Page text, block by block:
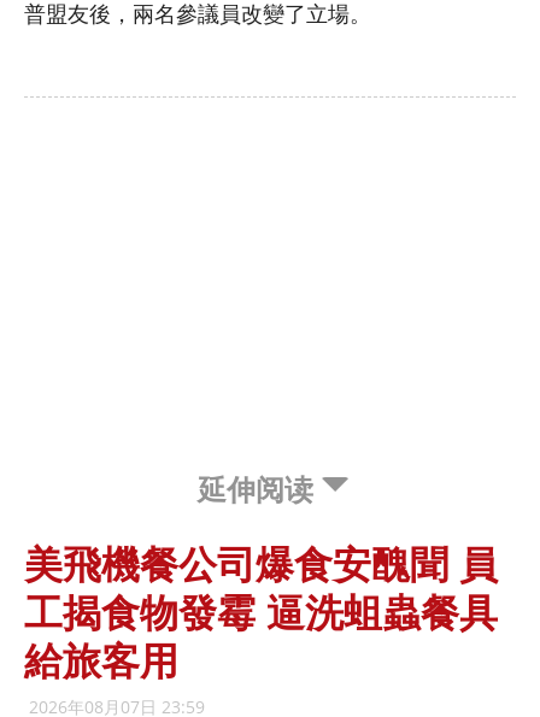
普盟友後，兩名參議員改變了立場。
延伸阅读
美飛機餐公司爆食安醜聞 員
工揭食物發霉 逼洗蛆蟲餐具
給旅客用
2026年08月07日 23:59